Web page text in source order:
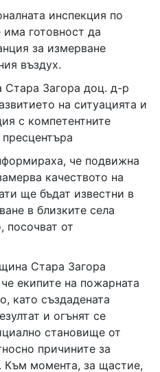
инспекция по
готовност да
за измерване
въздух.
Стара Загора доц. д-р
на ситуацията и
с компетентните
че подвижна
качеството на
ще бъдат известни в
в близките села
посочват от
Стара Загора
екипите на пожарната
като създадената
и огънят се
становище от
причините за
Към момента, за щастие,